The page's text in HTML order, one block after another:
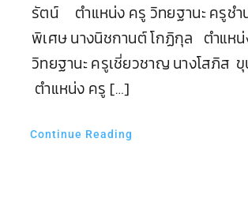
รัตน์ ตำแหน่ง ครู วิทยฐานะ ครูชำ
พิเศษ นางนิชกานต์ โกฏิกุล ตำแห
วิทยฐานะ ครูเชี่ยวชาญ นางโสภิส
ตำแหน่ง ครู […]
Continue Reading